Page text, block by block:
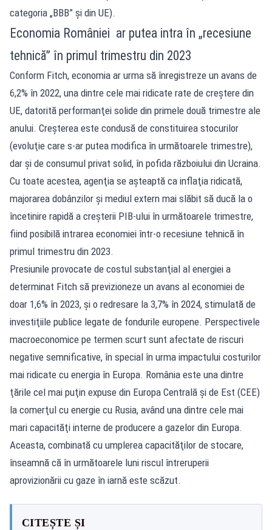
categoria „BBB” şi din UE).
Economia României ar putea intra în „recesiune
tehnică” în primul trimestru din 2023
Conform Fitch, economia ar urma să înregistreze un avans de
6,2% în 2022, una dintre cele mai ridicate rate de creştere din
UE, datorită performanţei solide din primele două trimestre ale
anului. Creşterea este condusă de constituirea stocurilor
(evoluţie care s-ar putea modifica în următoarele trimestre),
dar şi de consumul privat solid, în pofida războiului din Ucraina.
Cu toate acestea, agenţia se aşteaptă ca inflaţia ridicată,
majorarea dobânzilor şi mediul extern mai slăbit să ducă la o
încetinire rapidă a creşterii PIB-ului în următoarele trimestre,
fiind posibilă intrarea economiei într-o recesiune tehnică în
primul trimestru din 2023.
Presiunile provocate de costul substanţial al energiei a
determinat Fitch să previzioneze un avans al economiei de
doar 1,6% în 2023, şi o redresare la 3,7% în 2024, stimulată de
investiţiile publice legate de fondurile europene. Perspectivele
macroeconomice pe termen scurt sunt afectate de riscuri
negative semnificative, în special în urma impactului costurilor
mai ridicate cu energia în Europa. România este una dintre
ţările cel mai puţin expuse din Europa Centrală şi de Est (CEE)
la comerţul cu energie cu Rusia, având una dintre cele mai
mari capacităţi interne de producere a gazelor din Europa.
Aceasta, combinată cu umplerea capacităţilor de stocare,
înseamnă că în următoarele luni riscul întreruperii
aprovizionării cu gaze în iarnă este scăzut.
CITEȘTE ȘI